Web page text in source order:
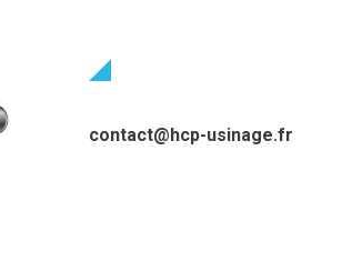
contact@hcp-usinage.fr